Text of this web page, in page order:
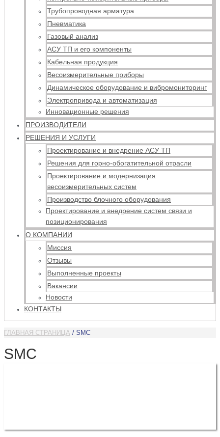
Трубопроводная арматура
Пневматика
Газовый анализ
АСУ ТП и его компоненты
Кабельная продукция
Весоизмерительные приборы
Динамическое оборудование и вибромониторинг
Электропривода и автоматизация
Инновационные решения
ПРОИЗВОДИТЕЛИ
РЕШЕНИЯ И УСЛУГИ
Проектирование и внедрение АСУ ТП
Решения для горно-обогатительной отрасли
Проектирование и модернизация
весоизмерительных систем
Производство блочного оборудования
Проектирование и внедрение систем связи и
позиционирования
О КОМПАНИИ
Миссия
Отзывы
Выполненные проекты
Вакансии
Новости
КОНТАКТЫ
ГЛАВНАЯ СТРАНИЦА / SMC
SMC